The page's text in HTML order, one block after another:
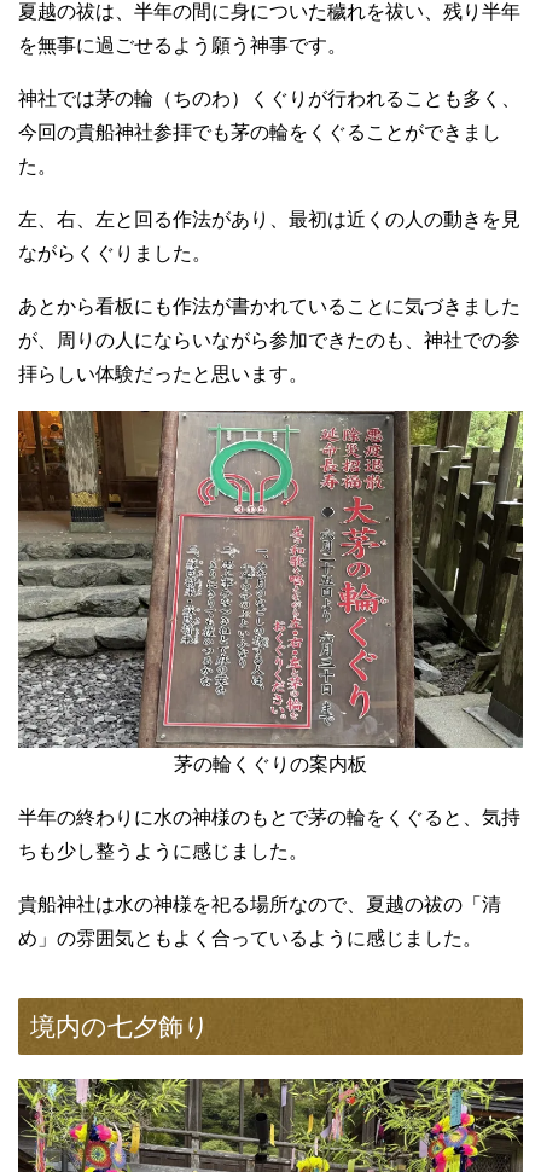
夏越の祓は、半年の間に身についた穢れを祓い、残り半年
を無事に過ごせるよう願う神事です。
神社では茅の輪（ちのわ）くぐりが行われることも多く、
今回の貴船神社参拝でも茅の輪をくぐることができまし
た。
左、右、左と回る作法があり、最初は近くの人の動きを見
ながらくぐりました。
あとから看板にも作法が書かれていることに気づきました
が、周りの人にならいながら参加できたのも、神社での参
拝らしい体験だったと思います。
茅の輪くぐりの案内板
半年の終わりに水の神様のもとで茅の輪をくぐると、気持
ちも少し整うように感じました。
貴船神社は水の神様を祀る場所なので、夏越の祓の「清
め」の雰囲気ともよく合っているように感じました。
境内の七夕飾り